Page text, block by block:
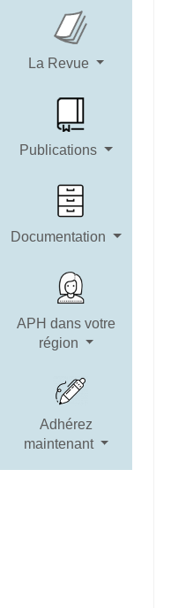
La Revue
Publications
Documentation
APH dans votre
région
Adhérez
maintenant